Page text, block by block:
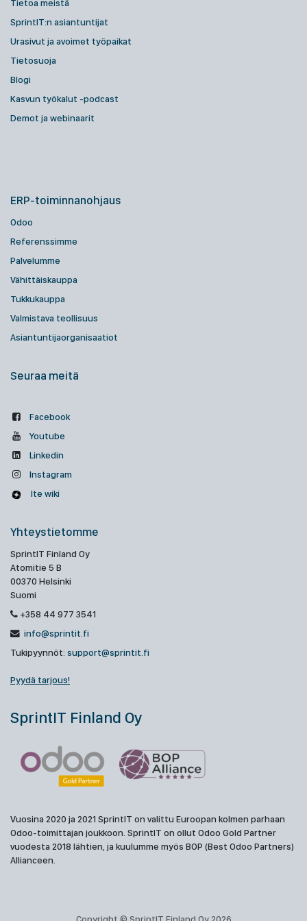
Tietoa meistä
SprintIT:n asiantuntijat
Urasivut ja avoimet työpaikat
Tietosuoja
Blogi
Kasvun työkalut -podcast
Demot ja webinaarit
ERP-toiminnanohjaus
Odoo
Referenssimme
Palvelumme
Vähittäiskauppa
Tukkukauppa
Valmistava teollisuus
Asiantuntijaorganisaatiot
Seuraa meitä
Facebook
Youtube
Linkedin
Instagram
Ite wiki
Yhteystietomme
SprintIT Finland Oy
Atomitie 5 B
00370 Helsinki
Suomi
+358 44 977 3541
info@sprintit.fi
Tukipyynnöt: support@sprintit.fi
Pyydä tarjous!
SprintIT Finland Oy
Vuosina 2020 ja 2021 SprintIT on valittu Euroopan kolmen parhaan
Odoo-toimittajan joukkoon. SprintIT on ollut Odoo Gold Partner
vuodesta 2018 lähtien, ja kuulumme myös BOP (Best Odoo Partners)
Allianceen.
Copyright © SprintIT Finland Oy 2026